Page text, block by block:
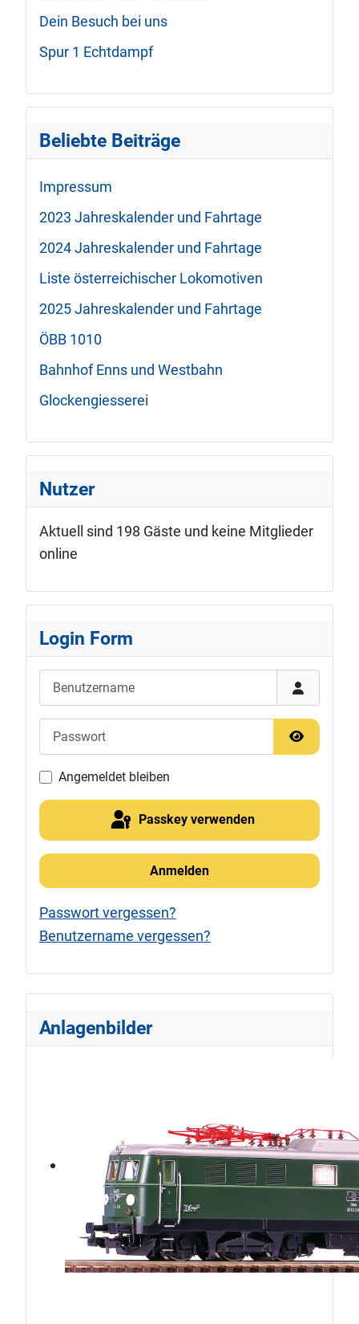
Dein Besuch bei uns
Spur 1 Echtdampf
Beliebte Beiträge
Impressum
2023 Jahreskalender und Fahrtage
2024 Jahreskalender und Fahrtage
Liste österreichischer Lokomotiven
2025 Jahreskalender und Fahrtage
ÖBB 1010
Bahnhof Enns und Westbahn
Glockengiesserei
Nutzer
Aktuell sind 198 Gäste und keine Mitglieder
online
Login Form
Passwort
Angemeldet bleiben
Passkey verwenden
Anmelden
Passwort vergessen?
Benutzername vergessen?
Anlagenbilder